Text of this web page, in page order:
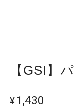
【GSI】
¥1,430